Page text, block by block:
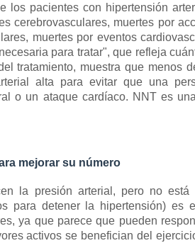
los pacientes con hipertensión
cerebrovasculares, muertes por
muertes por eventos
para tratar", que refleja
tratamiento, muestra que menos
alta para evitar que una
o un ataque cardíaco. NNT es
mejorar su número
la presión arterial, pero no
para detener la hipertensión) es
ya que parece que pueden
activos se benefician del